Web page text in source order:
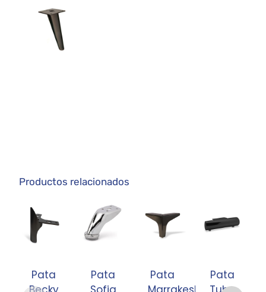
Productos relacionados
Pata
Pata
Pata
Pata